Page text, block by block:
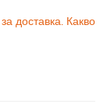
доставка. Какво